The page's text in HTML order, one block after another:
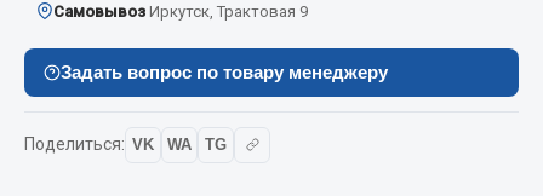
Аптечки и знаки автомобильные
Брызговики
Вентиляторы кабины
Самовывоз Иркутск, Трактовая 9
Задать вопрос по товару менеджеру
Поделиться: VK WA TG